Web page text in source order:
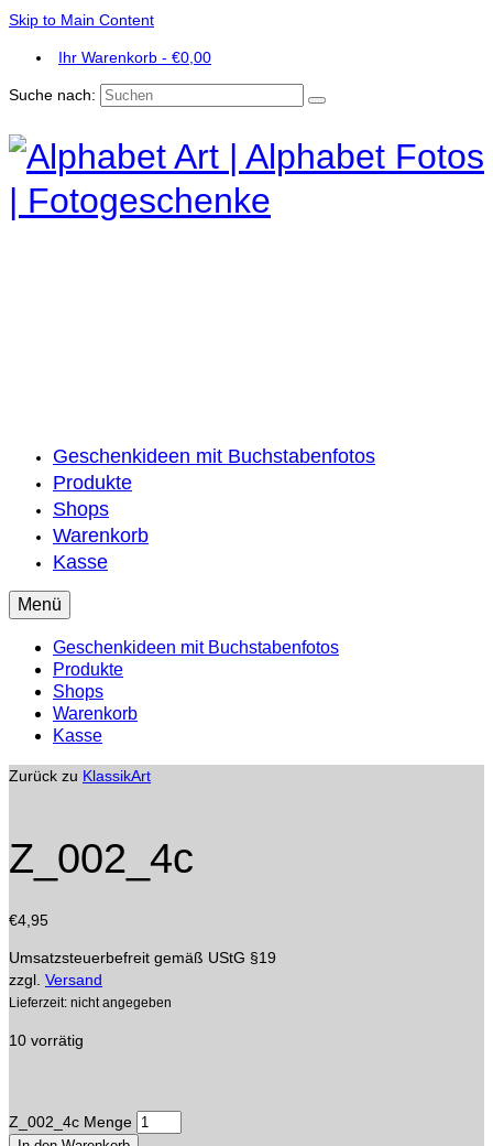
Skip to Main Content
Ihr Warenkorb - €0,00
Suche nach:
Geschenkideen mit Buchstabenfotos
Produkte
Shops
Warenkorb
Kasse
Menü
Geschenkideen mit Buchstabenfotos
Produkte
Shops
Warenkorb
Kasse
Zurück zu KlassikArt
Z_002_4c
€4,95
Umsatzsteuerbefreit gemäß UStG §19
zzgl. Versand
Lieferzeit: nicht angegeben
10 vorrätig
Z_002_4c Menge